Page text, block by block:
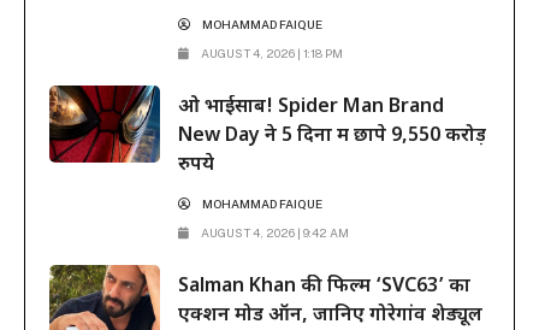
MOHAMMAD FAIQUE
AUGUST 4, 2026 | 1:18 PM
ओ भाईसाब! Spider Man Brand
New Day ने 5 दिनों में छापे 9,550 करोड़
रुपये
MOHAMMAD FAIQUE
AUGUST 4, 2026 | 9:42 AM
Salman Khan की फिल्म ‘SVC63’ का
एक्शन मोड ऑन, जानिए गोरेगांव शेड्यूल